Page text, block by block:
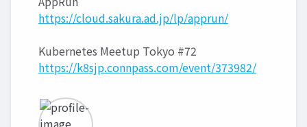
https://cloud.sakura.ad.jp/lp/apprun/
Kubernetes Meetup Tokyo #72
https://k8sjp.connpass.com/event/373982/